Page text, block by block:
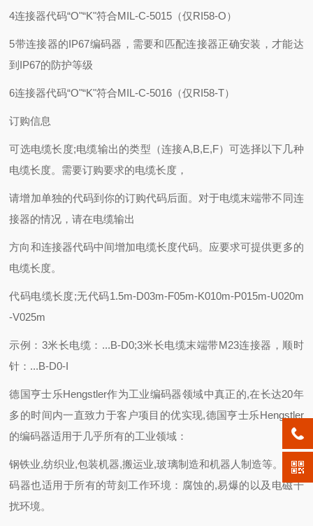
4连接器代码“O"“K"符合MIL-C-5015（仅RI58-O）
5带连接器的IP67编码器，需要和匹配连接器正确安装，才能达
到IP67的防护等级
6连接器代码“O"“K"符合MIL-C-5016（仅RI58-T）
订购信息
可选电缆长度;电缆输出的类型（连接A,B,E,F）可选择以下几种
电缆长度。需要订购要求的电缆长度，
请增加单独的代码到你的订购代码后面。对于电缆末端带不同连
接器的情况，请在电缆输出
方向和连接器代码中间增加电缆长度代码。应要求可提供更多的
电缆长度。
代码电缆长度;无代码1.5m-D03m-F05m-K010m-P015m-U020m
-V025m
示例：3米长电缆：...B-D0;3米长电缆末端带M23连接器，顺时
针：...B-D0-I
德国亨士乐Hengstler作为工业编码器领域中真正的,在长达20年
多的时间内一直致力于客户项目的优实现,德国亨士乐Hengstler
的编码器适用于几乎所有的工业领域：
钢铁业,纺织业,包装机器,搬运业,玻璃制造和机器人制造等。该编
码器也适用于所有的苛刻工作环境：腐蚀的,易爆的以及电磁干
扰环境。